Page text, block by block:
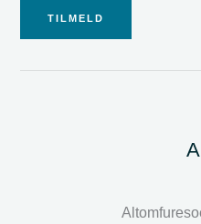
TILMELD